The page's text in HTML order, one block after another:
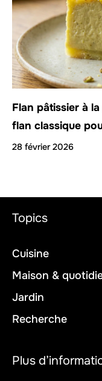
Flan pâtissier à
flan classique
28 février 2026
Topics
Cuisine
Maison &
Jardin
Recherche
Plus